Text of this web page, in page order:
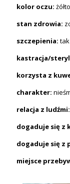
kolor oczu:
stan zdrowia:
szczepienia: tak
kastracja/
korzysta z
charakter:
relacja z ludźmi:
dogaduje się z
dogaduje się z
miejsce